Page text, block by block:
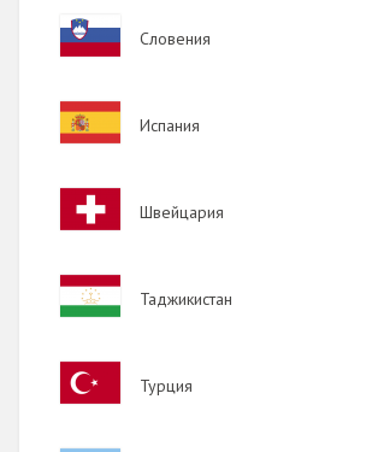
Image
Словения
Image
Испания
Image
Швейцария
Image
Таджикистан
Image
Турция